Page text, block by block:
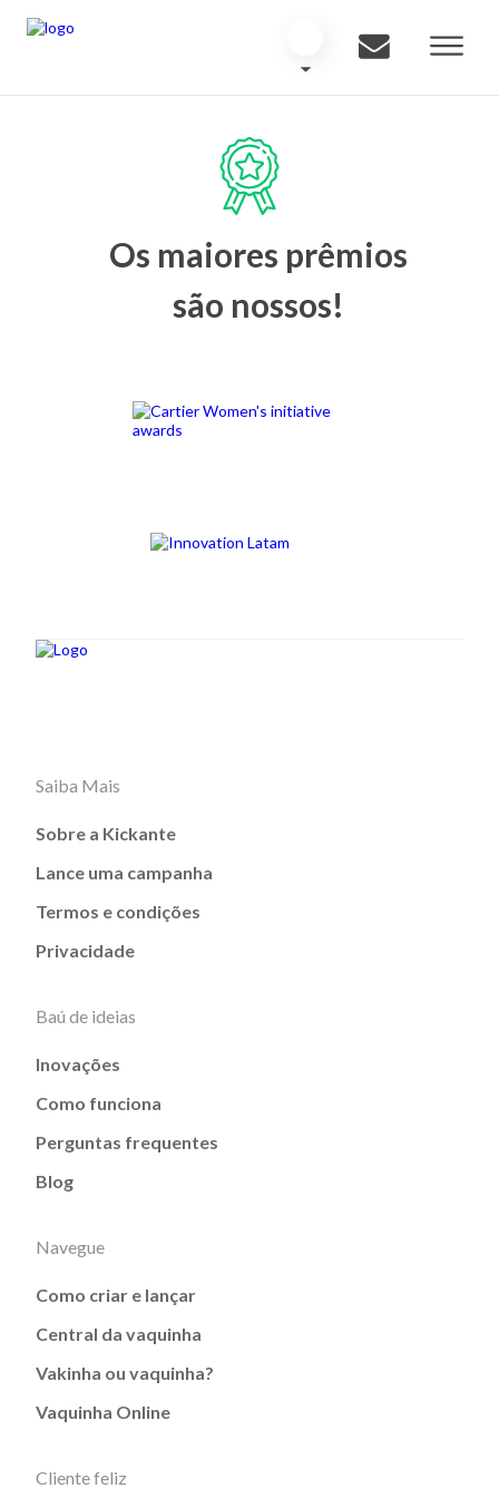
Os maiores prêmios
são nossos!
Saiba Mais
Sobre a Kickante
Lance uma campanha
Termos e condições
Privacidade
Baú de ideias
Inovações
Como funciona
Perguntas frequentes
Blog
Navegue
Como criar e lançar
Central da vaquinha
Vakinha ou vaquinha?
Vaquinha Online
Cliente feliz